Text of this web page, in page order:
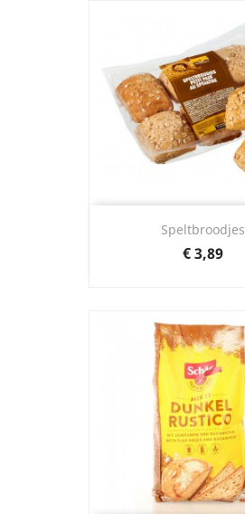
Speltbroodjes
Prijs
€ 3,89